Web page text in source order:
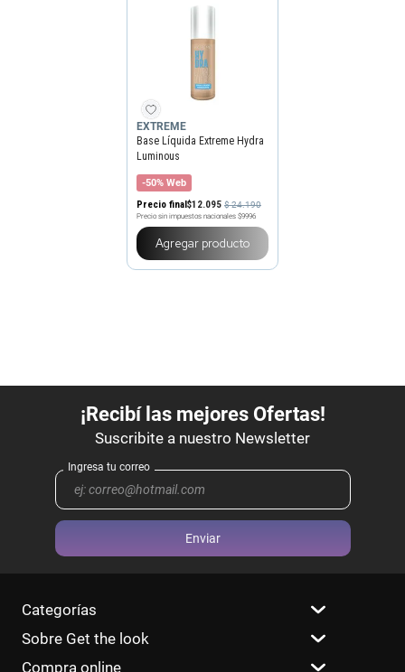
EXTREME
Base Líquida Extreme Hydra
Luminous
-50% Web
Precio final$12.095 $24.190
Precio sin impuestos nacionales $9996
Agregar producto
Enviar
Categorías
Sobre Get the look
Compra online